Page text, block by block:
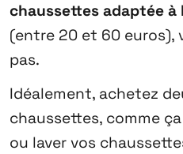
chaussettes adaptée à
(entre 20 et 60 euros),
pas.
Idéalement, achetez
chaussettes, comme
ou laver vos